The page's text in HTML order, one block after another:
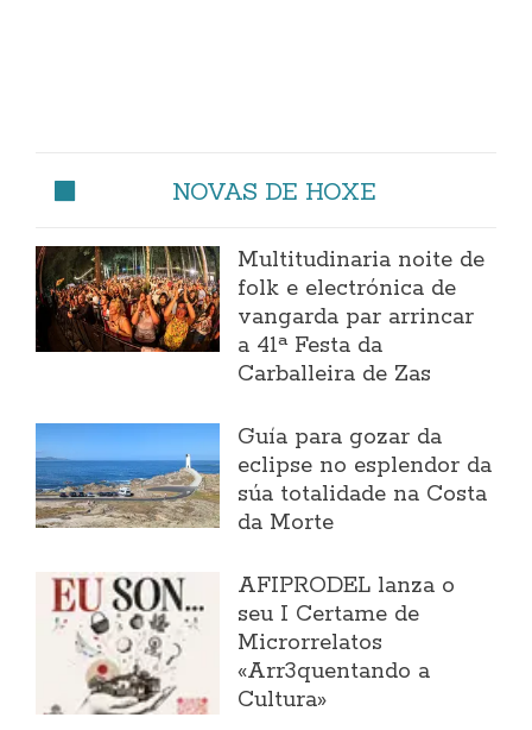
NOVAS DE HOXE
Multitudinaria noite de
folk e electrónica de
vangarda par arrincar
a 41ª Festa da
Carballeira de Zas
Guía para gozar da
eclipse no esplendor da
súa totalidade na Costa
da Morte
AFIPRODEL lanza o
seu I Certame de
Microrrelatos
«Arr3quentando a
Cultura»